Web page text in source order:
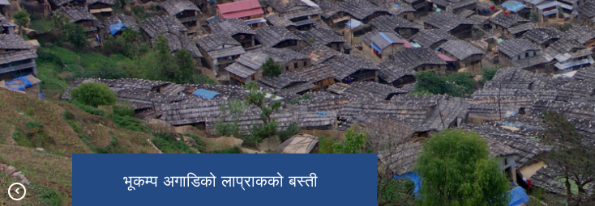
भूकम्प अगाडिको लाप्राकको बस्ती
भूकम्प अगाडिको लाप्राकको बस्ती
यारुबगरस्थित बुढीगण्डकीको किनारमा
बनाइएको क्यान्टिलिभर पुल
धार्चे पाटन
गणेश हिमाल
बुढीगण्डकी किनार, माछीखोला स्थित तातोपानी
कुण्ड
खोर्ला गाउँ, धार्चे-३
लापु गाउँ, धार्चे ७
प्रकृतिको वरदान १०८ धारा
दुध पोखरी